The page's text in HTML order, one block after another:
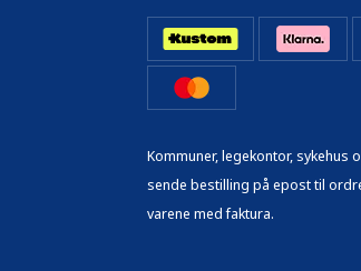
Kommuner, legekontor, sykehus
sende bestilling på epost til
varene med faktura.